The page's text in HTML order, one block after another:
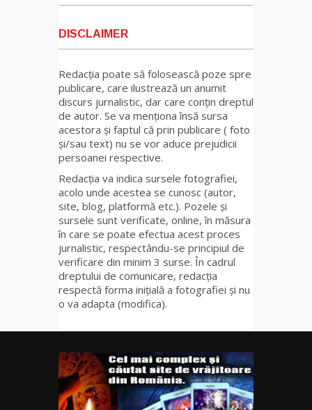
DISCLAIMER
Redacția poate să folosească poze spre
publicare, care ilustrează un anumit
discurs jurnalistic, dar care conțin dreptul
de autor. Se va menționa însă sursa
acestora și faptul că prin publicare ( foto
și/sau text) nu se vor aduce prejudicii
persoanei respective.
Redacția va indica sursele fotografiei,
acolo unde acestea se cunosc (autor,
site, blog, platformă etc.). Pozele și
sursele sunt verificate, online, în măsura
în care se poate efectua acest proces
jurnalistic, respectându-se principiul de
verificare din minim 3 surse. În cadrul
dreptului de comunicare, redacția
respectă forma inițială a fotografiei și nu
o va adapta (modifica).